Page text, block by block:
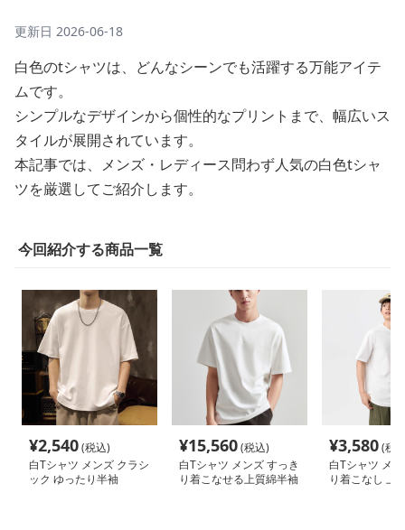
更新日 2026-06-18
白色のtシャツは、どんなシーンでも活躍する万能アイテ
ムです。
シンプルなデザインから個性的なプリントまで、幅広いス
タイルが展開されています。
本記事では、メンズ・レディース問わず人気の白色tシャ
ツを厳選してご紹介します。
今回紹介する商品一覧
¥2,540(税込)
白Tシャツ メンズ クラシ
ック ゆったり半袖
¥15,560(税込)
白Tシャツ メンズ すっき
り着こなせる上質綿半袖
¥3,580(税
白Tシャツ メ
り着こなし 上